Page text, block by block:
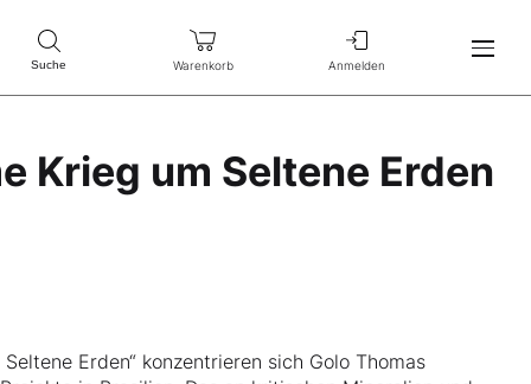
Suche Warenkorb Anmelden
Krieg um Seltene Erden
Erden“ konzentrieren sich Golo Thomas